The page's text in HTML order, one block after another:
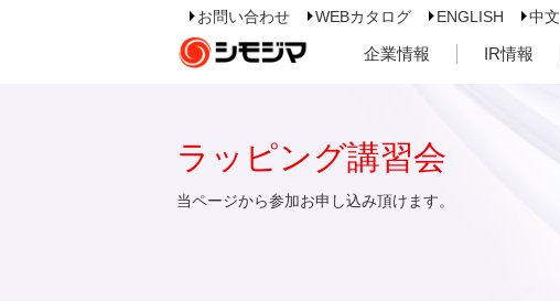
お問い合わせ WEBカタログ ENGLISH 中文
企業情報 IR情報
ラッピング講習会
当ページから参加お申し込み頂けます。